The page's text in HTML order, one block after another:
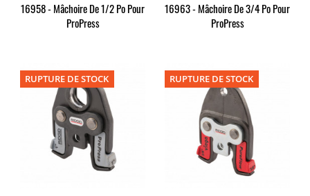
16958 - Mâchoire De 1/2 Po Pour
ProPress
16963 - Mâchoire De 3/4 Po Pour
ProPress
RUPTURE DE STOCK RUPTURE DE STOCK